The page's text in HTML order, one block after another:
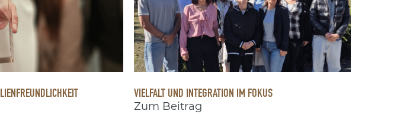
VIELFALT UND INTEGRATION IM FOKUS
Zum Beitrag